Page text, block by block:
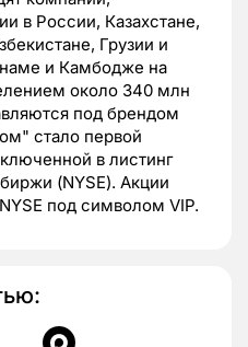
в России, Казахстане,
Грузии и
и Камбодже на
около 340 млн
под брендом
стало первой
в листинг
(NYSE). Акции
под символом VIP.